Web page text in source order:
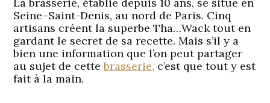
Seine–Saint-Denis, au nord de Paris. Cinq
artisans créent la superbe Tha…Wack tout en
gardant le secret de sa recette. Mais s’il y a
bien une information que l’on peut partager
au sujet de cettebrasserie, c’est que tout y est
fait à la main.